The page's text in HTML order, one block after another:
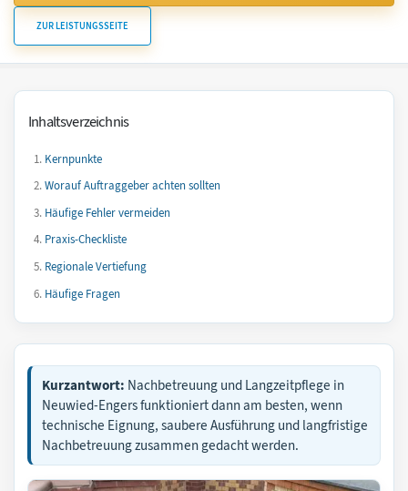
ZUR LEISTUNGSSEITE
Inhaltsverzeichnis
Kernpunkte
Worauf Auftraggeber achten sollten
Häufige Fehler vermeiden
Praxis-Checkliste
Regionale Vertiefung
Häufige Fragen
Kurzantwort: Nachbetreuung und Langzeitpflege in
Neuwied-Engers funktioniert dann am besten, wenn
technische Eignung, saubere Ausführung und langfristige
Nachbetreuung zusammen gedacht werden.